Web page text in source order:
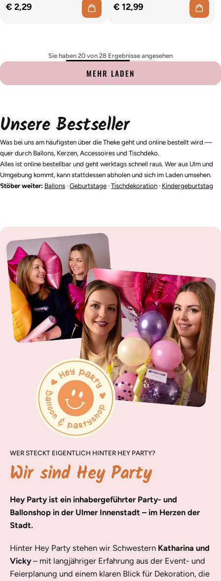
€ 2,29 € 12,99
Sie haben 20 von 28 Ergebnisse angesehen
MEHR LADEN
Unsere Bestseller
Was bei uns am häufigsten über die Theke geht und online bestellt wird —
quer durch Ballons, Kerzen, Accessoires und Tischdeko.
Alles ist online bestellbar und geht werktags schnell raus. Wer aus Ulm und
Umgebung kommt, kann stattdessen abholen und sich im Laden umsehen.
Stöber weiter: Ballons ·Geburtstage ·Tischdekoration · Kindergeburtstag
WER STECKT EIGENTLICH HINTER HEY PARTY?
Wir sind Hey Party
Hey Party ist ein inhabergeführter Party- und
Ballonshop in der Ulmer Innenstadt – im Herzen der
Stadt.
Hinter Hey Party stehen wir Schwestern Katharina und
Vicky– mit langjähriger Erfahrung aus der Event- und
Feierplanung und einem klaren Blick für Dekoration, die